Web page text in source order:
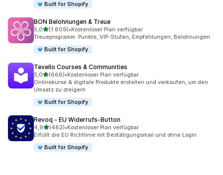
Built for Shopify
BON Belohnungen & Treue
5,0von 5 Sternen
(1.809)
1809 Rezensionen insgesamt
•Kostenloser Plan verfügbar
Treueprogramm: Punkte, VIP-Stufen, Empfehlungen, Belohnungen
Built for Shopify
Tevello Courses & Communities
5,0von 5 Sternen
(666)
666 Rezensionen insgesamt
•Kostenloser Plan verfügbar
Onlinekurse & digitale Produkte erstellen und verkaufen, um den
Umsatz zu steigern
Built for Shopify
Revoq ‑ EU Widerrufs‑Button
4,9von 5 Sternen
(482)
482 Rezensionen insgesamt
•Kostenloser Plan verfügbar
Erfüllt die EU Richtlinie mit Bestätigungsmail und ohne Login.
Built for Shopify